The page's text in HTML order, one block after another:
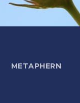
METAPHERN